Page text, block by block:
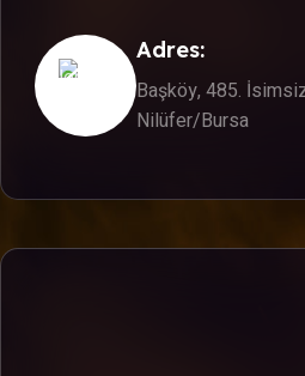
Adres:
Başköy, 485.
Nilüfer/Bursa